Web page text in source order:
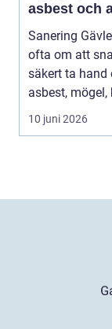
asbest och
skador
Sanering
ofta om att
säkert ta hand
asbest, mögel,
10 juni 2026